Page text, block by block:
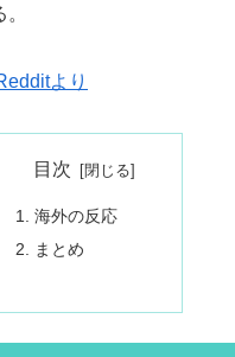
より
目次
海外の反応
まとめ